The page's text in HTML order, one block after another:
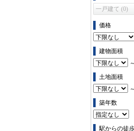
一戸建て (0)
価格
建物面積
～
土地面積
～
築年数
駅からの徒